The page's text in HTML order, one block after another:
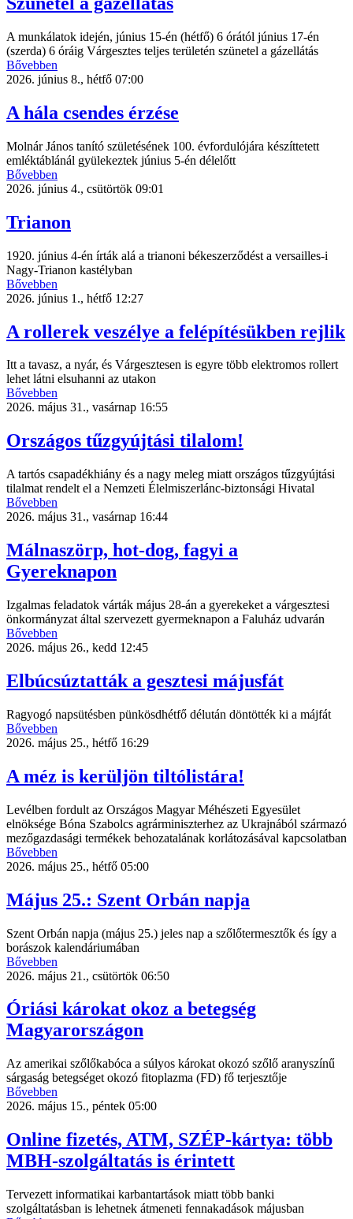
A munkálatok idején, június 15-én (hétfő) 6 órától június 17-én
(szerda) 6 óráig Várgesztes teljes területén szünetel a gázellátás
Bővebben
2026. június 8., hétfő 07:00
A hála csendes érzése
Molnár János tanító születésének 100. évfordulójára készíttetett
emléktáblánál gyülekeztek június 5-én délelőtt
Bővebben
2026. június 4., csütörtök 09:01
Trianon
1920. június 4-én írták alá a trianoni békeszerződést a versailles-i
Nagy-Trianon kastélyban
Bővebben
2026. június 1., hétfő 12:27
A rollerek veszélye a felépítésükben rejlik
Itt a tavasz, a nyár, és Várgesztesen is egyre több elektromos rollert
lehet látni elsuhanni az utakon
Bővebben
2026. május 31., vasárnap 16:55
Országos tűzgyújtási tilalom!
A tartós csapadékhiány és a nagy meleg miatt országos tűzgyújtási
tilalmat rendelt el a Nemzeti Élelmiszerlánc-biztonsági Hivatal
Bővebben
2026. május 31., vasárnap 16:44
Málnaszörp, hot-dog, fagyi a
Gyereknapon
Izgalmas feladatok várták május 28-án a gyerekeket a várgesztesi
önkormányzat által szervezett gyermeknapon a Faluház udvarán
Bővebben
2026. május 26., kedd 12:45
Elbúcsúztatták a gesztesi májusfát
Ragyogó napsütésben pünkösdhétfő délután döntötték ki a májfát
Bővebben
2026. május 25., hétfő 16:29
A méz is kerüljön tiltólistára!
Levélben fordult az Országos Magyar Méhészeti Egyesület
elnöksége Bóna Szabolcs agrárminiszterhez az Ukrajnából származó
mezőgazdasági termékek behozatalának korlátozásával kapcsolatban
Bővebben
2026. május 25., hétfő 05:00
Május 25.: Szent Orbán napja
Szent Orbán napja (május 25.) jeles nap a szőlőtermesztők és így a
borászok kalendáriumában
Bővebben
2026. május 21., csütörtök 06:50
Óriási károkat okoz a betegség
Magyarországon
Az amerikai szőlőkabóca a súlyos károkat okozó szőlő aranyszínű
sárgaság betegséget okozó fitoplazma (FD) fő terjesztője
Bővebben
2026. május 15., péntek 05:00
Online fizetés, ATM, SZÉP-kártya: több
MBH-szolgáltatás is érintett
Tervezett informatikai karbantartások miatt több banki
szolgáltatásban is lehetnek átmeneti fennakadások májusban